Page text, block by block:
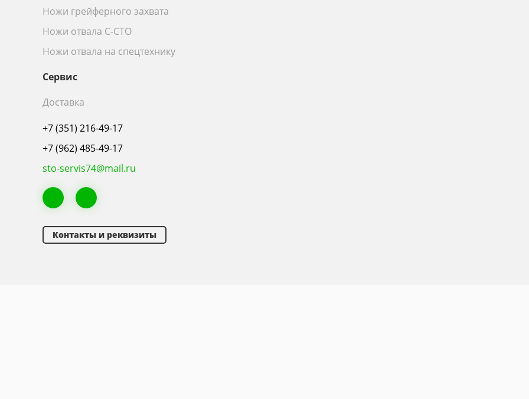
Ножи грейферного захвата
Ножи отвала С-СТО
Ножи отвала на спецтехнику
Сервис
Доставка
+7 (351) 216-49-17
+7 (962) 485-49-17
sto-servis74@mail.ru
Контакты и реквизиты